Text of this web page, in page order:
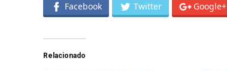
Facebook Twitter Google+
Relacionado